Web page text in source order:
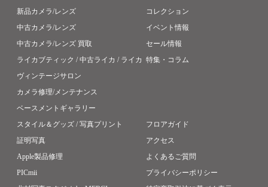
新品カメラ/レンズ
中古カメラ/レンズ
中古カメラ/レンズ 買取
ライカブティック / 中古ライカ / ライカ
ヴィンテージサロン
カメラ修理/メンテナンス
ベースメントギャラリー
スタイル＆グッズ / 写真プリント
証明写真
Apple製品修理
PICmii
コレクション
イベント情報
セール情報
特集・コラム
フロアガイド
アクセス
よくあるご質問
プライバシーポリシー